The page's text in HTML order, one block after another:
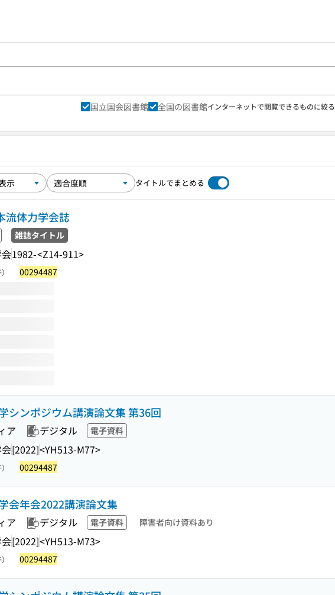
国立国会図書館 全国の図書館インターネットで閲覧できるものに絞る
タイトルでまとめる
流体力学会誌
雑誌タイトル
1982-<Z14-911>
00294487
シンポジウム講演論文集 第36回
ア デジタル 電子資料
[2022]<YH513-M77>
00294487
会年会2022講演論文集
ア デジタル 電子資料 障害者向け資料あり
[2022]<YH513-M73>
00294487